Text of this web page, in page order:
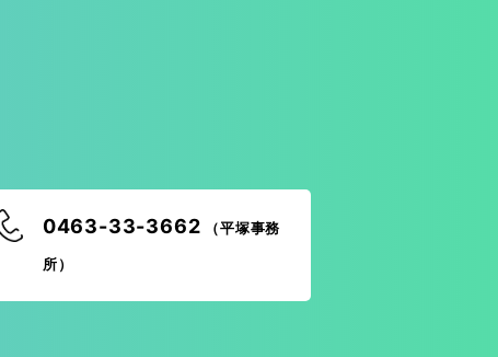
0463-33-3662 （平塚事務
所）